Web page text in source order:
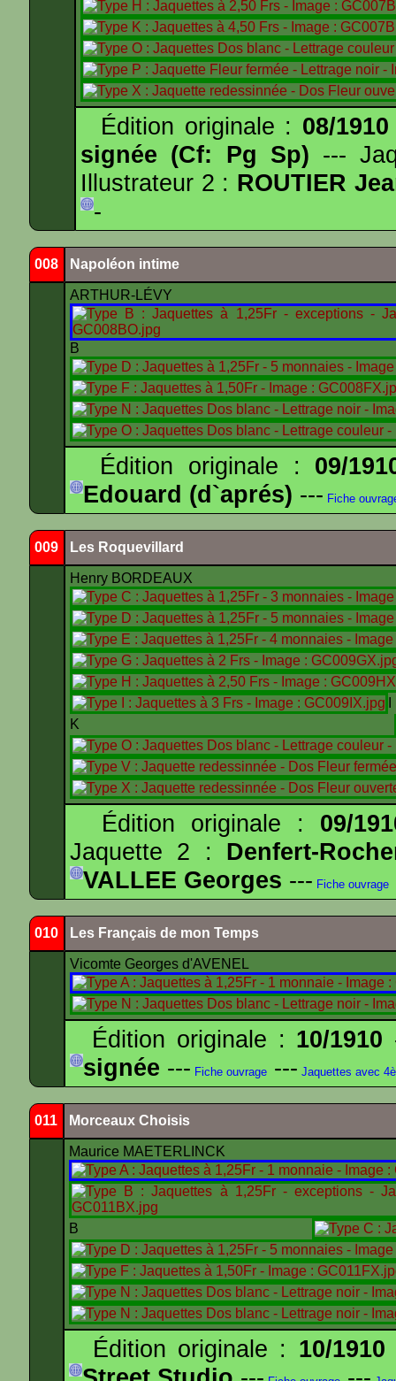
Édition originale : 08/1910
signée (Cf: Pg Sp) ---
Illustrateur 2 : ROUTIER
-
008 Napoléon intime
ARTHUR-LÉVY
B
Édition originale : 09/
Edouard (d`aprés) --- Fiche
009 Les Roquevillard
Henry BORDEAUX
K
Édition originale : 09/
Jaquette 2 : Denfert-
VALLEE Georges --- Fiche ouvrage
010 Les Français de mon Temps
Vicomte Georges d'AVENEL
Édition originale : 10/1910
signée --- Fiche ouvrage --- Jaquettes avec
011 Morceaux Choisis
Maurice MAETERLINCK
B
Édition originale : 10/1910